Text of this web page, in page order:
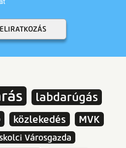
labdarúgás
közlekedés MVK
Városgazda